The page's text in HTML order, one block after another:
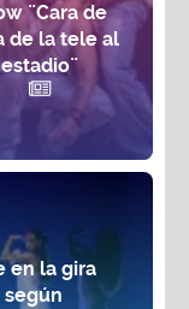
¨Cara de
de la tele al
estadio¨
en la gira
según